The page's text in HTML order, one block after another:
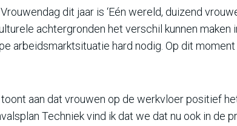
dit jaar is ‘Eén wereld, duizend
achtergronden het verschil kunnen maken
arbeidsmarktsituatie hard nodig. Op dit
aan dat vrouwen op de werkvloer positief
Techniek vind ik dat we dat nu ook in de